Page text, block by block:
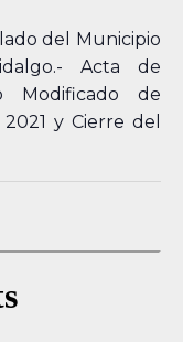
del Municipio
Acta de
Modificado de
y Cierre del